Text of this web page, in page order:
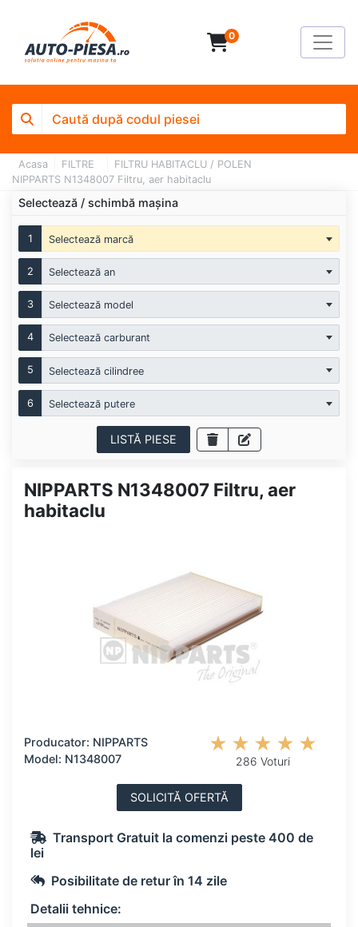
0
Acasa FILTRE
FILTRU HABITACLU / POLEN
NIPPARTS N1348007 Filtru, aer habitaclu
Selectează / schimbă mașina
1 Selectează marcă
2 Selectează an
3 Selectează model
4 Selectează carburant
5 Selectează cilindree
6 Selectează putere
LISTĂ PIESE
NIPPARTS N1348007 Filtru, aer
habitaclu
Producator: NIPPARTS
Model: N1348007
286 Voturi
SOLICITĂ OFERTĂ
Transport Gratuit la comenzi peste 400 de
lei
Posibilitate de retur în 14 zile
Detalii tehnice: